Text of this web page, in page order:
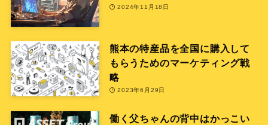
2024年11月18日
熊本の特産品を全国に購入して
もらうためのマーケティング戦
略
2023年6月29日
働く父ちゃんの背中はかっこい